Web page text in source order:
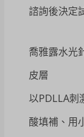
諮詢後決定
喬雅露水光
皮層
以PDLLA刺
酸填補、用